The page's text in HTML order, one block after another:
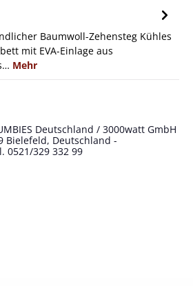
Baumwoll-Zehensteg Kühles
mit EVA-Einlage aus
Mehr
Deutschland / 3000watt GmbH
Bielefeld, Deutschland -
0521/329 332 99